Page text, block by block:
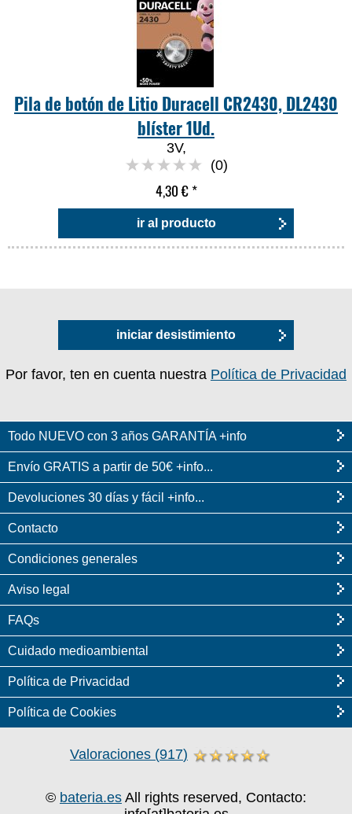
Pila de botón de Litio Duracell CR2430, DL2430
blíster 1Ud.
3V,
(0)
4,30 €*
ir al producto
iniciar desistimiento
Por favor, ten en cuenta nuestra Política de Privacidad
Todo NUEVO con 3 años GARANTÍA +info
Envío GRATIS a partir de 50€ +info...
Devoluciones 30 días y fácil +info...
Contacto
Condiciones generales
Aviso legal
FAQs
Cuidado medioambiental
Política de Privacidad
Política de Cookies
Valoraciones (917)
© bateria.es All rights reserved, Contacto: